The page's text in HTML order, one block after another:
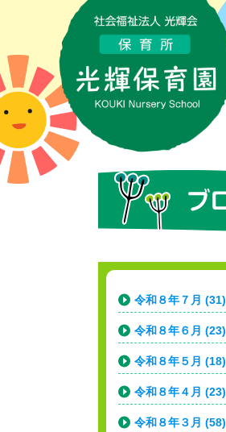
令和８年７月 (31)
令和８年６月 (23)
令和８年５月 (18)
令和８年４月 (23)
令和８年３月 (58)